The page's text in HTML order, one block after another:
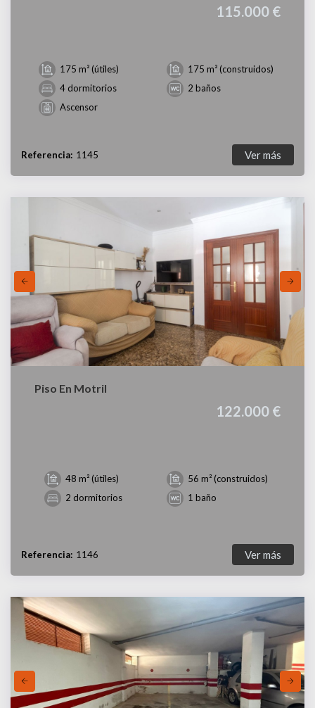
115.000 €
175 m² (útiles)
175 m² (construidos)
4 dormitorios
2 baños
Ascensor
Referencia: 1145 Ver más
Piso En Motril
122.000 €
48 m² (útiles)
56 m² (construidos)
2 dormitorios
1 baño
Referencia: 1146 Ver más